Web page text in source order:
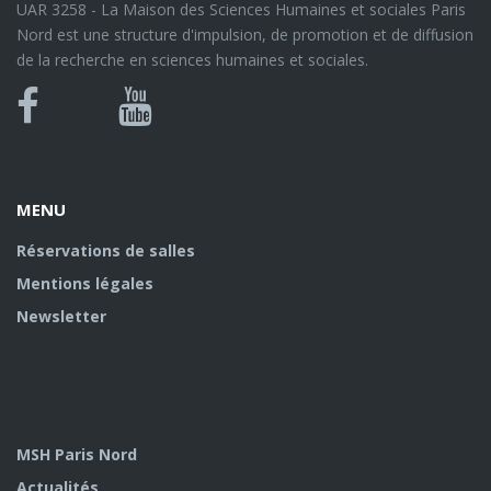
UAR 3258 - La Maison des Sciences Humaines et sociales Paris
Nord est une structure d'impulsion, de promotion et de diffusion
de la recherche en sciences humaines et sociales.
Bluesky
Canal
MENU
Réservations de salles
Mentions légales
Newsletter
MSH Paris Nord